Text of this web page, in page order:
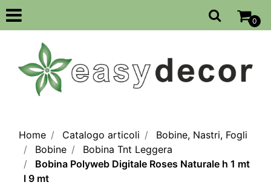
Open
0
Home Catalogo articoli
Bobine, Nastri, Fogli
Bobine
Bobina Tnt Leggera
Bobina Polyweb Digitale Roses Naturale h 1 mt
l 9 mt